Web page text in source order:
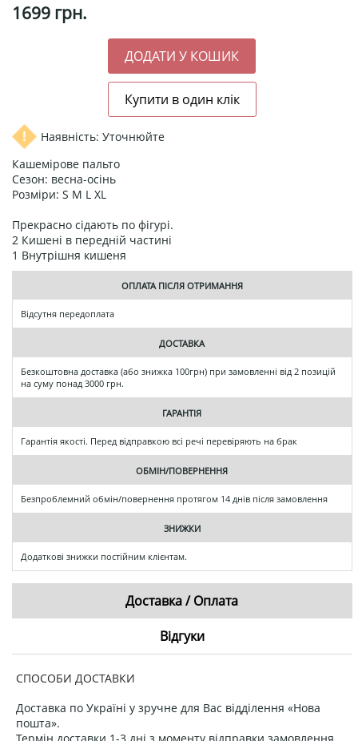
1699 грн.
Наявність: Уточнюйте
Кашемірове пальто
Сезон: весна-осінь
Розміри: S M L XL
Прекрасно сідають по фігурі.
2 Кишені в передній частині
1 Внутрішня кишеня
ОПЛАТА ПІСЛЯ ОТРИМАННЯ
Відсутня передоплата
ДОСТАВКА
Безкоштовна доставка (або знижка 100грн) при замовленні від 2 позицій
на суму понад 3000 грн.
ГАРАНТІЯ
Гарантія якості. Перед відправкою всі речі перевіряють на брак
ОБМІН/ПОВЕРНЕННЯ
Безпроблемний обмін/повернення протягом 14 днів після замовлення
ЗНИЖКИ
Додаткові знижки постійним клієнтам.
Доставка / Оплата
Відгуки
СПОСОБИ ДОСТАВКИ
Доставка по Україні у зручне для Вас відділення «Нова
пошта».